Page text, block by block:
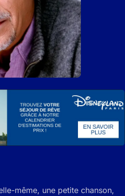
même, une petite chanson,